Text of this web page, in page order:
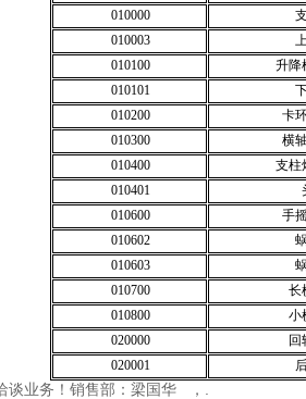
010000
010003
010100
升降
010101
010200
卡
010300
横
010400
支柱
010401
010600
手
010602
010603
010700
长
010800
小
020000
回
020001
谈业务！销售部：梁国华 ，.